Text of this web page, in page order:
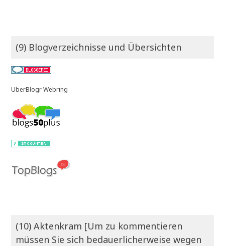
(9) Blogverzeichnisse und Übersichten
UberBlogr Webring
(10) Aktenkram [Um zu kommentieren
müssen Sie sich bedauerlicherweise wegen